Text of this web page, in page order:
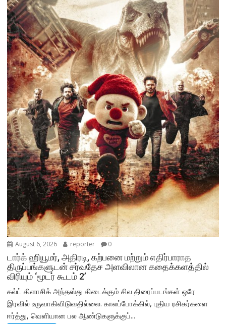
August 6, 2026 reporter 0
டார்க் ஹியூமர், அதிரடி, கற்பனை மற்றும் எதிர்பாராத
திருப்பங்களுடன் சர்வதேச அளவிலான கதைக்களத்தில்
விரியும் ‘மூடர் கூடம் 2’
கல்ட் கிளாசிக் அந்தஸ்து கிடைக்கும் சில திரைப்படங்கள் ஒரே
இரவில் உருவாகிவிடுவதில்லை. காலப்போக்கில், புதிய ரசிகர்களை
ஈர்த்து, வெளியான பல ஆண்டுகளுக்குப்...